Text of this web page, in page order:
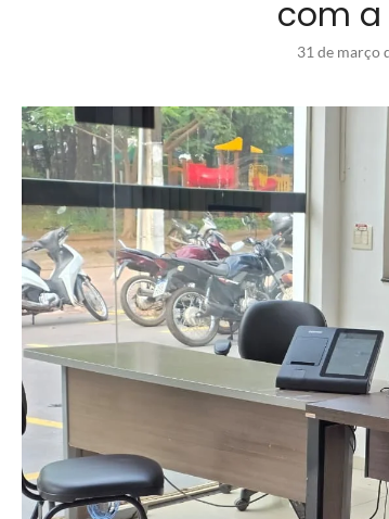
com
31 de março